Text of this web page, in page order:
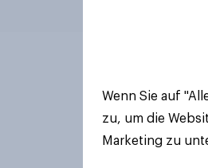
Wenn Sie auf
zu, um die
Marketing zu